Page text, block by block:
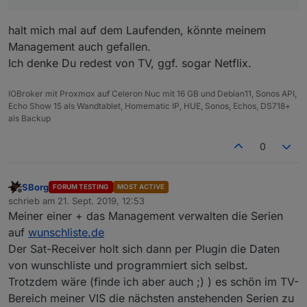
gemeldet wird die neue Warnung auf meiner Startview
halt mich mal auf dem Laufenden, könnte meinem
Management auch gefallen.
Ich denke Du redest von TV, ggf. sogar Netflix.
IOBroker mit Proxmox auf Celeron Nuc mit 16 GB und Debian11, Sonos API,
Echo Show 15 als Wandtablet, Homematic IP, HUE, Sonos, Echos, DS718+
als Backup
0
Offline
SBorg FORUM TESTING MOST ACTIVE
schrieb am 21. Sept. 2019, 12:53
zuletzt editiert von
Meiner einer + das Management verwalten die Serien
auf wunschliste.de
Der Sat-Receiver holt sich dann per Plugin die Daten
von wunschliste und programmiert sich selbst.
Trotzdem wäre (finde ich aber auch ;) ) es schön im TV-
Bereich meiner VIS die nächsten anstehenden Serien zu